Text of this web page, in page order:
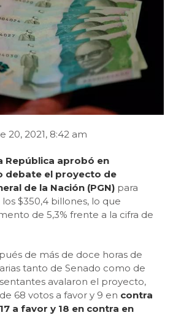
20, 2021, 8:42 am
República aprobó en
debate el proyecto de
de la Nación (PGN) para
$350,4 billones, lo que
de 5,3% frente a la cifra de
de más de doce horas de
tanto de Senado como de
avalaron el proyecto,
68 votos a favor y 9 en contra
a favor y 18 en contra en